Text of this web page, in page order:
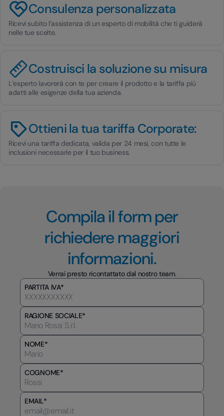
Consulenza personalizzata
Ricevi subito l’assistenza di un esperto di mobilità che ti guiderà
nelle tue scelte.
Costruisci la soluzione su misura
L’esperto lavorerà con te per creare il prodotto e la tariffa più
adatti alle esigenze della tua azienda.
Ottieni la tua tariffa Corporate:
Ricevi una tariffa dedicata, valida per 24 mesi, con tutte le
inclusioni necessarie per il tuo business.
Compila il form per
richiedere maggiori
informazioni.
Verrai presto ricontattato dal nostro team.
PARTITA IVA*
RAGIONE SOCIALE*
NOME*
COGNOME*
EMAIL*